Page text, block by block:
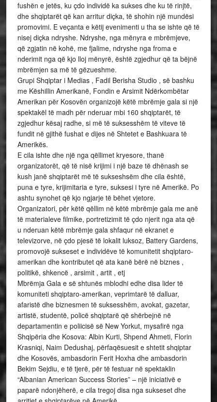
fushën e jetës, ku çdo individë ka sukses dhe ku të rinjtë,
dhe shqiptarët që kan arritur diçka, të shohin një mundësi
promovimi. E veçanta e këtij evenimenti u tha se ishte që të
nisej diçka ndryshe. Ndryshe, nga mënyra e mbrëmjeve,
që zgjatin në kohë, me fjalime, ndryshe nga froma e
nderimit nga që kjo lloj mënyrë, është zgjedhur që ta bëjnë
mbrëmjen sa më të gëzueshme.
Grupi Shqiptar i Medias , Fadil Berisha Studio , së bashku
me Këshillin Amerikanë, Fondin e Arsimit Ndërkombëtar
Amerikan për Kosovën organizojë këtë mbrëmje gala si një
spektakël të madh për nderuar mbi 160 shqiptarët, të
zgjedhur kësaj radhe, si më të suksesshëm të viteve të
fundit në gjithë fushat e dijes në Shtetet e Bashkuara të
Amerikës.
E cila ishte dhe një nga qëllimet kryesore, thanë
organizatorët, që të nisë krijimi i një baze të dhënash se
kush janë shqiptarët më të sukseshsëm dhe cila është,
puna e tyre, krijimitaria e tyre, suksesi i tyre në Amerikë. Po
ashtu synohet që kjo ngjarje të bëhet vjetore.
Organizatori, për këtë qëllim në këtë mbrëmje gala me anë
të materialeve filmike, portretizimit të çdo njerit nga ata që
u nderuan këtë mbrëmje gala shfaqur në ekranet e
televizorve, në çdo pjesë të lokalit luksoz, Battery Gardens,
promovojë sukseset e individëve të komunitetit shqiptaro-
amerikan dhe kontributet që ata kanë bërë në biznes ,
politikë, shkencë , arsimit , artit , etj
Mbrëmja Gala e së shtunës mblodhi edhe disa lider të
komuniteti shqiptaro-amerikan, veprimtarë të dalluar,
afaristë dhe biznesmen të suksesshëm, avokat, gazetar,
artistë, studentë, policë shqiptarë që shërbejnë në
departamentin e poliicisë së New Yorkut, mysafirë nga
Shqipëria dhe Kosova: Albin Kurti, Shpend Ahmeti, Florin
Krasniqi, Naim Dedushaj, përfaqësuesit e shtetit shqiptar
dhe Kosovës, ambasdorin Ferit Hoxha dhe ambasdorin
Bekim Sejdiu, e të tjerë, për të festuar në spektaklin
“Albanian American Success Stories” – një iniciativë e
paparë ndonjëherë, e cila tregoj disa nga sukseset dhe